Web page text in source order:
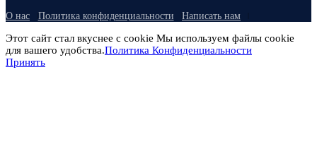
О нас Политика конфиденциальности Написать нам
Этот сайт стал вкуснее с cookie Мы используем файлы cookie
для вашего удобства.Политика Конфиденциальности
Принять